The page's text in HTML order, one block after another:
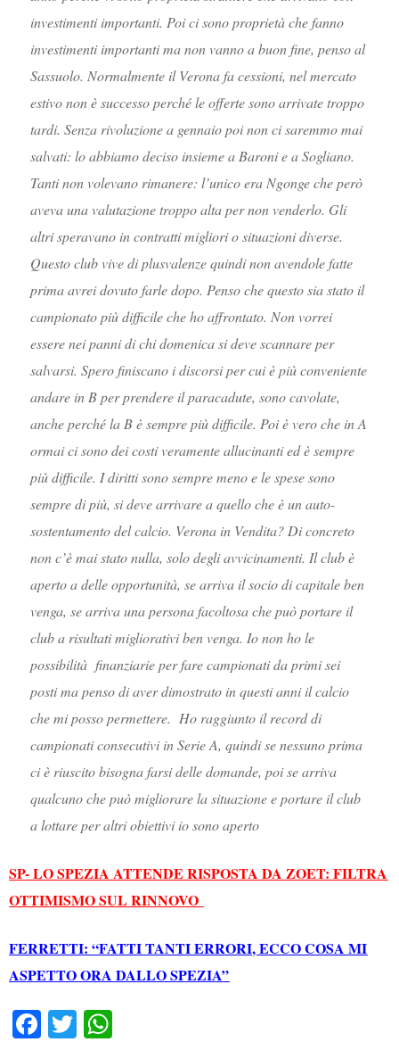
investimenti importanti. Poi ci sono proprietà che fanno
investimenti importanti ma non vanno a buon fine, penso al
Sassuolo. Normalmente il Verona fa cessioni, nel mercato
estivo non è successo perché le offerte sono arrivate troppo
tardi.Senza rivoluzione a gennaio poi non ci saremmo mai
salvati: lo abbiamo deciso insieme a Baroni e a Sogliano.
Tanti non volevano rimanere: l’unico era Ngonge che però
aveva una valutazione troppo alta per non venderlo. Gli
altri speravano in contratti migliori o situazioni diverse.
Questo club vive di plusvalenze quindi non avendole fatte
prima avrei dovuto farle dopo. Penso che questo sia stato il
campionato più difficile che ho affrontato. Non vorrei
essere nei panni di chi domenica si deve scannare per
salvarsi. Spero finiscano i discorsi per cui è più conveniente
andare in B per prendere il paracadute, sono cavolate,
anche perché la B è sempre più difficile. Poi è vero che in A
ormai ci sono dei costi veramente allucinanti ed è sempre
più difficile. I diritti sono sempre meno e le spese sono
sempre di più, si deve arrivare a quello che è un auto-
sostentamento del calcio. Verona in Vendita? Di concreto
non c’è mai stato nulla, solo degli avvicinamenti. Il club è
aperto a delle opportunità, se arriva il socio di capitale ben
venga, se arriva una persona facoltosa che può portare il
club a risultati migliorativi ben venga. Io non ho le
possibilità finanziarie per fare campionati da primi sei
posti ma penso di aver dimostrato in questi anni il calcio
che mi posso permettere. Ho raggiunto il record di
campionati consecutivi in Serie A, quindi se nessuno prima
ci è riuscito bisogna farsi delle domande, poi se arriva
qualcuno che può migliorare la situazione e portare il club
a lottare per altri obiettivi io sono aperto
SP- LO SPEZIA ATTENDE RISPOSTA DA ZOET: FILTRA
OTTIMISMO SUL RINNOVO
FERRETTI: “FATTI TANTI ERRORI, ECCO COSA MI
ASPETTO ORA DALLO SPEZIA”
Fa T